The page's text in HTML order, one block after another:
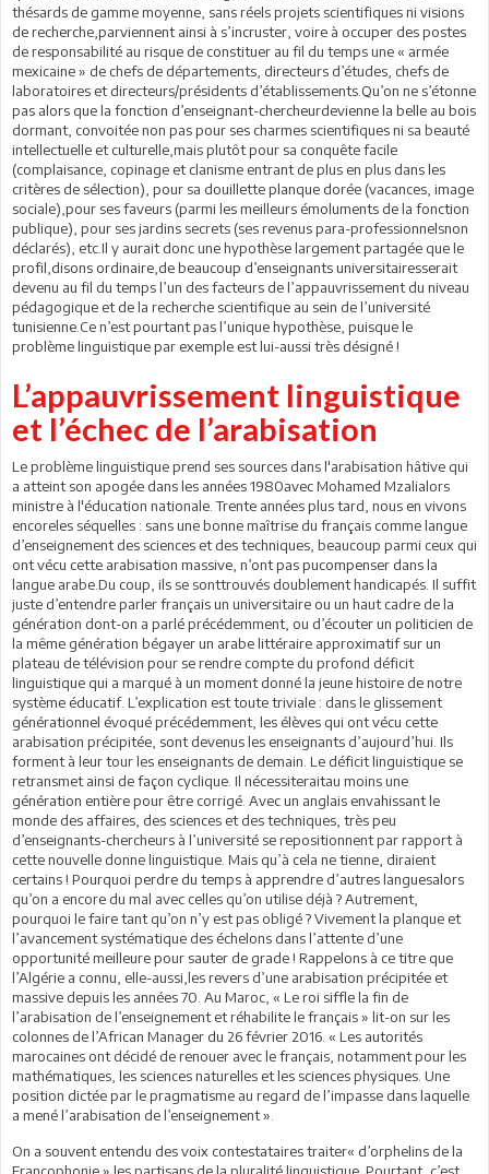
thésards de gamme moyenne, sans réels projets scientifiques ni visions
de recherche,parviennent ainsi à s’incruster, voire à occuper des postes
de responsabilité au risque de constituer au fil du temps une « armée
mexicaine » de chefs de départements, directeurs d’études, chefs de
laboratoires et directeurs/présidents d’établissements.Qu’on ne s’étonne
pas alors que la fonction d’enseignant-chercheurdevienne la belle au bois
dormant, convoitée non pas pour ses charmes scientifiques ni sa beauté
intellectuelle et culturelle,mais plutôt pour sa conquête facile
(complaisance, copinage et clanisme entrant de plus en plus dans les
critères de sélection), pour sa douillette planque dorée (vacances, image
sociale),pour ses faveurs (parmi les meilleurs émoluments de la fonction
publique), pour ses jardins secrets (ses revenus para-professionnelsnon
déclarés), etc.Il y aurait donc une hypothèse largement partagée que le
profil,disons ordinaire,de beaucoup d’enseignants universitairesserait
devenu au fil du temps l’un des facteurs de l’appauvrissement du niveau
pédagogique et de la recherche scientifique au sein de l’université
tunisienne.Ce n’est pourtant pas l’unique hypothèse, puisque le
problème linguistique par exemple est lui-aussi très désigné !
L’appauvrissement linguistique
et l’échec de l’arabisation
Le problème linguistique prend ses sources dans l'arabisation hâtive qui
a atteint son apogée dans les années 1980avec Mohamed Mzalialors
ministre à l'éducation nationale. Trente années plus tard, nous en vivons
encoreles séquelles : sans une bonne maîtrise du français comme langue
d’enseignement des sciences et des techniques, beaucoup parmi ceux qui
ont vécu cette arabisation massive, n’ont pas pucompenser dans la
langue arabe.Du coup, ils se sonttrouvés doublement handicapés. Il suffit
juste d’entendre parler français un universitaire ou un haut cadre de la
génération dont-on a parlé précédemment, ou d’écouter un politicien de
la même génération bégayer un arabe littéraire approximatif sur un
plateau de télévision pour se rendre compte du profond déficit
linguistique qui a marqué à un moment donné la jeune histoire de notre
système éducatif. L’explication est toute triviale : dans le glissement
générationnel évoqué précédemment, les élèves qui ont vécu cette
arabisation précipitée, sont devenus les enseignants d’aujourd’hui. Ils
forment à leur tour les enseignants de demain. Le déficit linguistique se
retransmet ainsi de façon cyclique. Il nécessiteraitau moins une
génération entière pour être corrigé. Avec un anglais envahissant le
monde des affaires, des sciences et des techniques, très peu
d’enseignants-chercheurs à l’université se repositionnent par rapport à
cette nouvelle donne linguistique. Mais qu’à cela ne tienne, diraient
certains ! Pourquoi perdre du temps à apprendre d’autres languesalors
qu’on a encore du mal avec celles qu’on utilise déjà ? Autrement,
pourquoi le faire tant qu’on n’y est pas obligé ? Vivement la planque et
l’avancement systématique des échelons dans l’attente d’une
opportunité meilleure pour sauter de grade ! Rappelons à ce titre que
l’Algérie a connu, elle-aussi,les revers d’une arabisation précipitée et
massive depuis les années 70. Au Maroc, « Le roi siffle la fin de
l’arabisation de l’enseignement et réhabilite le français » lit-on sur les
colonnes de l’African Manager du 26 février 2016. « Les autorités
marocaines ont décidé de renouer avec le français, notamment pour les
mathématiques, les sciences naturelles et les sciences physiques. Une
position dictée par le pragmatisme au regard de l’impasse dans laquelle
a mené l’arabisation de l’enseignement ».
On a souvent entendu des voix contestataires traiter« d’orphelins de la